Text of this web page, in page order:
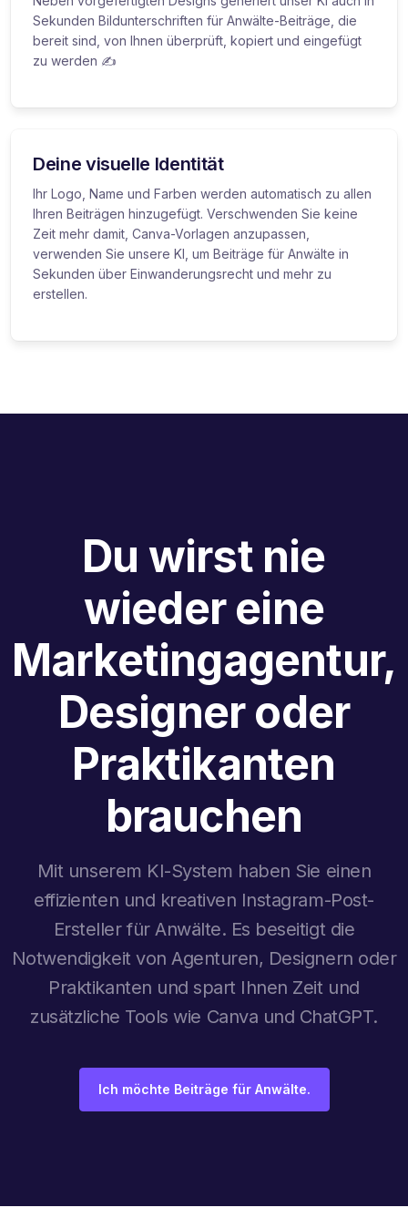
Sekunden Bildunterschriften für Anwälte-Beiträge, die
bereit sind, von Ihnen überprüft, kopiert und eingefügt
zu werden ✍️
Deine visuelle Identität
Ihr Logo, Name und Farben werden automatisch zu allen
Ihren Beiträgen hinzugefügt. Verschwenden Sie keine
Zeit mehr damit, Canva-Vorlagen anzupassen,
verwenden Sie unsere KI, um Beiträge für Anwälte in
Sekunden über Einwanderungsrecht und mehr zu
erstellen.
Du wirst nie
wieder eine
Marketingagentur,
Designer oder
Praktikanten
brauchen
Mit unserem KI-System haben Sie einen
effizienten und kreativen Instagram-Post-
Ersteller für Anwälte. Es beseitigt die
Notwendigkeit von Agenturen, Designern oder
Praktikanten und spart Ihnen Zeit und
zusätzliche Tools wie Canva und ChatGPT.
Ich möchte Beiträge für Anwälte.